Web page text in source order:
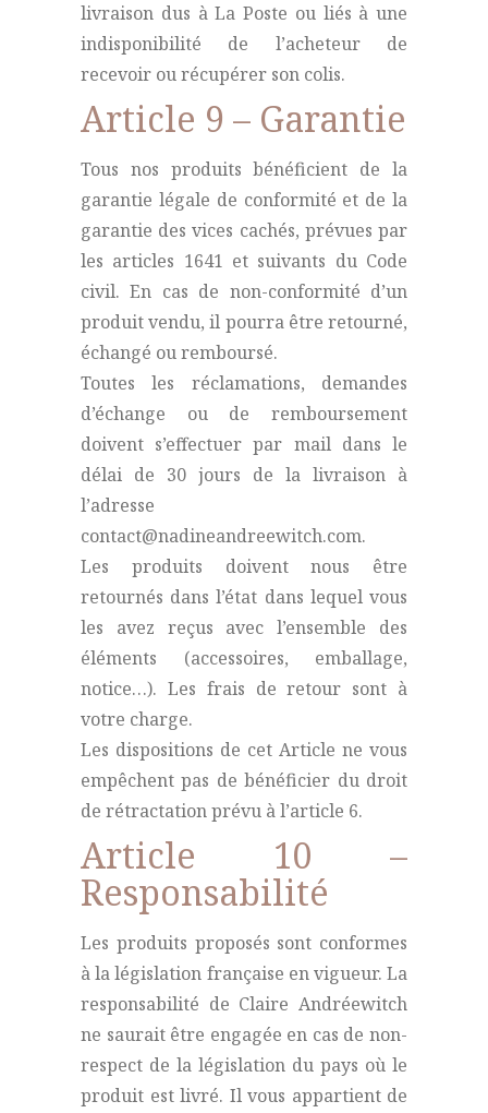
livraison dus à La Poste ou liés à une
indisponibilité de l’acheteur de
recevoir ou récupérer son colis.
Article 9 – Garantie
Tous nos produits bénéficient de la
garantie légale de conformité et de la
garantie des vices cachés, prévues par
les articles 1641 et suivants du Code
civil. En cas de non-conformité d’un
produit vendu, il pourra être retourné,
échangé ou remboursé.
Toutes les réclamations, demandes
d’échange ou de remboursement
doivent s’effectuer par mail dans le
délai de 30 jours de la livraison à
l’adresse
contact@nadineandreewitch.com.
Les produits doivent nous être
retournés dans l’état dans lequel vous
les avez reçus avec l’ensemble des
éléments (accessoires, emballage,
notice…). Les frais de retour sont à
votre charge.
Les dispositions de cet Article ne vous
empêchent pas de bénéficier du droit
de rétractation prévu à l’article 6.
Article 10 –
Responsabilité
Les produits proposés sont conformes
à la législation française en vigueur. La
responsabilité de Claire Andréewitch
ne saurait être engagée en cas de non-
respect de la législation du pays où le
produit est livré. Il vous appartient de